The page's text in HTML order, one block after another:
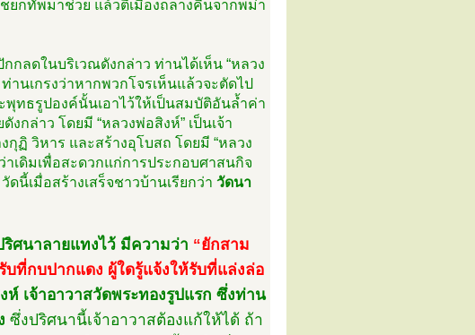
ยกทัพมาช่วย แล้วตีเมืองถลางคืนจากพม่า
กลดในบริเวณดังกล่าว ท่านได้เห็น “หลวง
นเกรงว่าหากพวกโจรเห็นแล้วจะตัดไป
พุทธรูปองค์นั้นเอาไว้ให้เป็นสมบัติอันล้ำค่า
กล่าว โดยมี “หลวงพ่อสิงห์” เป็นเจ้า
ฏิ วิหาร และสร้างอุโบสถ โดยมี “หลวง
เดิมเพื่อสะดวกแก่การประกอบศาสนกิจ
นี้เมื่อสร้างเสร็จชาวบ้านเรียกว่า วัดนา
ริศนาลายแทงไว้ มีความว่า “ยักสาม
ที่กบปากแดง ผู้ใดรู้แจ้งให้รับที่แล่งล่อ
เจ้าอาวาสวัดพระทองรูปแรก ซึ่งท่าน
ซึ่งปริศนานี้เจ้าอาวาสต้องแก้ให้ได้ ถ้า